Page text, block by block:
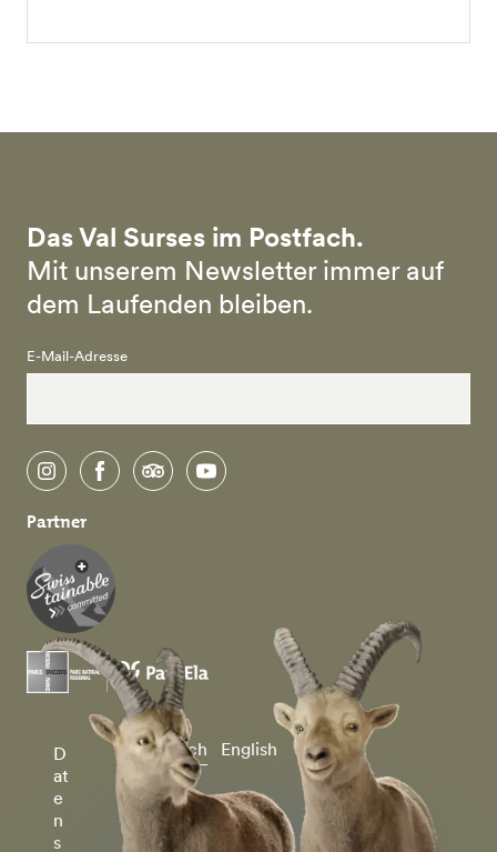
Das Val Surses im Postfach.
Mit unserem Newsletter immer auf
dem Laufenden bleiben.
E-Mail-Adresse
instagramfacebooktripadvisoryoutube
Partner
D
at
e
n
s
Deutsch English